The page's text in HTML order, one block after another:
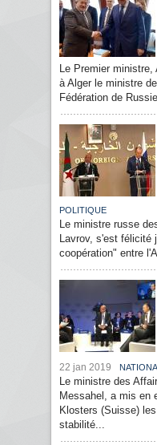
Le Premier
à Alger le ministre
Fédération de
POLITIQUE
Le ministre russe
Lavrov, s'est félicité
coopération" entre
22 jan 2019 NATIONAL
Le ministre des
Messahel, a mis en
Klosters (Suisse)
stabilité...